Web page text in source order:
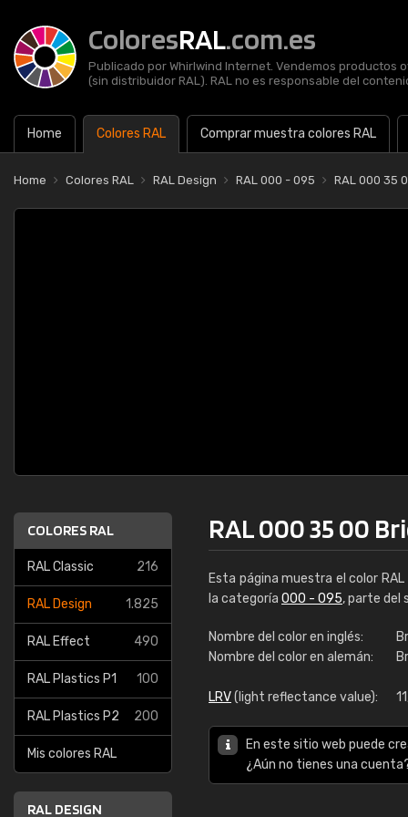
ColoresRAL.com.es
Publicado por Whirlwind Internet. Vendemos productos
(sin distribuidor RAL). RAL no es responsable del
Home Colores RAL Comprar muestra colores RAL
Home Colores RAL RAL Design RAL 000 - 095 RAL 000 35
COLORES RAL
RAL Classic 216
RAL Design 1.825
RAL Effect 490
RAL Plastics P1 100
RAL Plastics P2 200
Mis colores RAL
RAL DESIGN
RAL 000 35 00
Esta página muestra el color RAL
la categoría 000 - 095, parte del
Nombre del color en inglés:
Nombre del color en alemán:
LRV(light reflectance value):
En este sitio web puede
¿Aún no tienes una